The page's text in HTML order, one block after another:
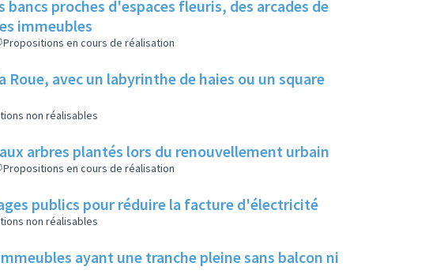
bancs proches d'espaces fleuris, des arcades de
immeubles
Propositions en cours de réalisation
Roue, avec un labyrinthe de haies ou un square
non réalisables
arbres plantés lors du renouvellement urbain
Propositions en cours de réalisation
publics pour réduire la facture d'électricité
non réalisables
ayant une tranche pleine sans balcon ni